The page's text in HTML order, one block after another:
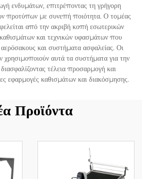
ενδυμάτων, επιτρέποντας τη γρήγορη
προτύπων με συνεπή ποιότητα. Ο τομέας
από την ακριβή κοπή εσωτερικών
και τεχνικών υφασμάτων που
και συστήματα ασφαλείας. Οι
χρησιμοποιούν αυτά τα συστήματα για την
τέλεια προσαρμογή και
εφαρμογές καθισμάτων και διακόσμησης.
Προϊόντα